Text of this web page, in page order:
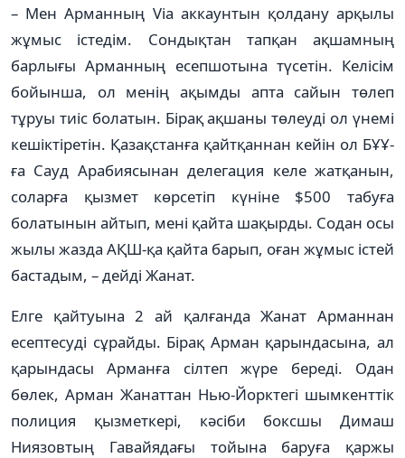
– Мен Арманның Via аккаунтын қолдану арқылы
жұмыс істедім. Сондықтан тапқан ақшамның
барлығы Арманның есепшотына түсетін. Келісім
бойынша, ол менің ақымды апта сайын төлеп
тұруы тиіс болатын. Бірақ ақшаны төлеуді ол үнемі
кешіктіретін. Қазақстанға қайтқаннан кейін ол БҰҰ-
ға Сауд Арабиясынан делегация келе жатқанын,
соларға қызмет көрсетіп күніне $500 табуға
болатынын айтып, мені қайта шақырды. Содан осы
жылы жазда АҚШ-қа қайта барып, оған жұмыс істей
бастадым, – дейді Жанат.
Елге қайтуына 2 ай қалғанда Жанат Арманнан
есептесуді сұрайды. Бірақ Арман қарындасына, ал
қарындасы Арманға сілтеп жүре береді. Одан
бөлек, Арман Жанаттан Нью-Йорктегі шымкенттік
полиция қызметкері, кәсіби боксшы Димаш
Ниязовтың Гавайядағы тойына баруға қаржы